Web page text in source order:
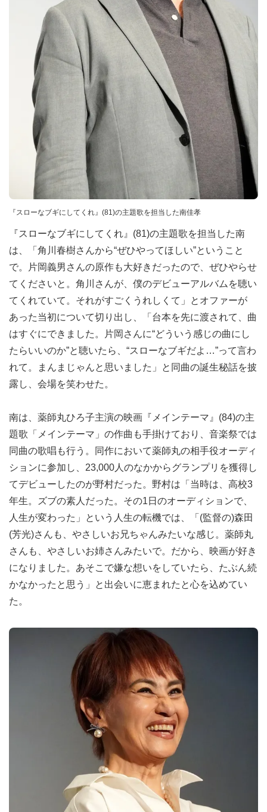
『スローなブギにしてくれ』(81)の主題歌を担当した南佳孝
『スローなブギにしてくれ』(81)の主題歌を担当した南
は、「角川春樹さんから“ぜひやってほしい”ということ
で。片岡義男さんの原作も大好きだったので、ぜひやらせ
てくださいと。角川さんが、僕のデビューアルバムを聴い
てくれていて。それがすごくうれしくて」とオファーが
あった当初について切り出し、「台本を先に渡されて、曲
はすぐにできました。片岡さんに“どういう感じの曲にし
たらいいのか”と聴いたら、“スローなブギだよ…”って言わ
れて。まんまじゃんと思いました」と同曲の誕生秘話を披
露し、会場を笑わせた。
南は、薬師丸ひろ子主演の映画『メインテーマ』(84)の主
題歌「メインテーマ」の作曲も手掛けており、音楽祭では
同曲の歌唱も行う。同作において薬師丸の相手役オーディ
ションに参加し、23,000人のなかからグランプリを獲得し
てデビューしたのが野村だった。野村は「当時は、高校3
年生。ズブの素人だった。その1日のオーディションで、
人生が変わった」という人生の転機では、「(監督の)森田
(芳光)さんも、やさしいお兄ちゃんみたいな感じ。薬師丸
さんも、やさしいお姉さんみたいで。だから、映画が好き
になりました。あそこで嫌な想いをしていたら、たぶん続
かなかったと思う」と出会いに恵まれたと心を込めてい
た。